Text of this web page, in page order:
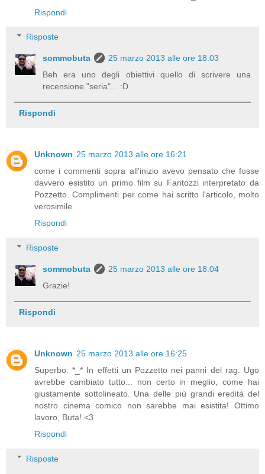
Rispondi
Risposte
sommobuta
25 marzo 2013 alle ore 18:03
Beh era uno degli obiettivi quello di scrivere una
recensione "seria"... :D
Rispondi
Unknown 25 marzo 2013 alle ore 16:21
come i commenti sopra all'inizio avevo pensato che fosse
davvero esistito un primo film su Fantozzi interpretato da
Pozzetto. Complimenti per come hai scritto l'articolo, molto
verosimile
Rispondi
Risposte
sommobuta
25 marzo 2013 alle ore 18:04
Grazie!
Rispondi
Unknown 25 marzo 2013 alle ore 16:25
Superbo. *_* In effetti un Pozzetto nei panni del rag. Ugo
avrebbe cambiato tutto... non certo in meglio, come hai
giustamente sottolineato. Una delle più grandi eredità del
nostro cinema comico non sarebbe mai esistita! Ottimo
lavoro, Buta! <3
Rispondi
Risposte